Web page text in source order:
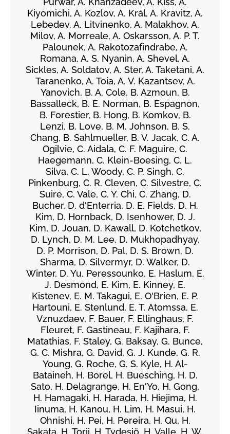
Kiyomichi, A. Kozlov, A. Král, A. Kravitz, A.
Lebedev, A. Litvinenko, A. Malakhov, A.
Milov, A. Morreale, A. Oskarsson, A. P. T.
Palounek, A. Rakotozafindrabe, A.
Romana, A. S. Nyanin, A. Shevel, A.
Sickles, A. Soldatov, A. Ster, A. Taketani, A.
Taranenko, A. Toia, A. V. Kazantsev, A.
Yanovich, B. A. Cole, B. Azmoun, B.
Bassalleck, B. E. Norman, B. Espagnon,
B. Forestier, B. Hong, B. Komkov, B.
Lenzi, B. Love, B. M. Johnson, B. S.
Chang, B. Sahlmueller, B. V. Jacak, C. A.
Ogilvie, C. Aidala, C. F. Maguire, C.
Haegemann, C. Klein-Boesing, C. L.
Silva, C. L. Woody, C. P. Singh, C.
Pinkenburg, C. R. Cleven, C. Silvestre, C.
Suire, C. Vale, C. Y. Chi, C. Zhang, D.
Bucher, D. d'Enterria, D. E. Fields, D. H.
Kim, D. Hornback, D. Isenhower, D. J.
Kim, D. Jouan, D. Kawall, D. Kotchetkov,
D. Lynch, D. M. Lee, D. Mukhopadhyay,
D. P. Morrison, D. Pal, D. S. Brown, D.
Sharma, D. Silvermyr, D. Walker, D.
Winter, D. Yu. Peressounko, E. Haslum, E.
J. Desmond, E. Kim, E. Kinney, E.
Kistenev, E. M. Takagui, E. O'Brien, E. P.
Hartouni, E. Stenlund, E. T. Atomssa, E.
Vznuzdaev, F. Bauer, F. Ellinghaus, F.
Fleuret, F. Gastineau, F. Kajihara, F.
Matathias, F. Staley, G. Baksay, G. Bunce,
G. C. Mishra, G. David, G. J. Kunde, G. R.
Young, G. Roche, G. S. Kyle, H. Al-
Bataineh, H. Borel, H. Buesching, H. D.
Sato, H. Delagrange, H. En'Yo, H. Gong,
H. Hamagaki, H. Harada, H. Hiejima, H.
Iinuma, H. Kanou, H. Lim, H. Masui, H.
Ohnishi, H. Pei, H. Pereira, H. Qu, H.
Sakata, H. Torii, H. Tydesjö, H. Valle, H. W.